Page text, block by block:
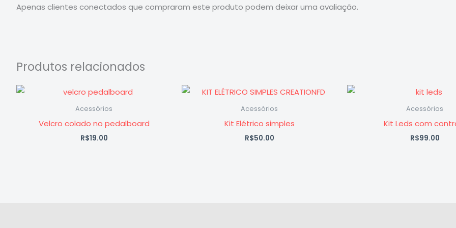
Apenas clientes conectados que compraram este produto podem deixar uma avaliação.
Produtos relacionados
Acessórios
Velcro colado no pedalboard
R$19.00
Acessórios
Kit Elétrico simples
R$50.00
Acessórios
Kit Leds com
R$99.00